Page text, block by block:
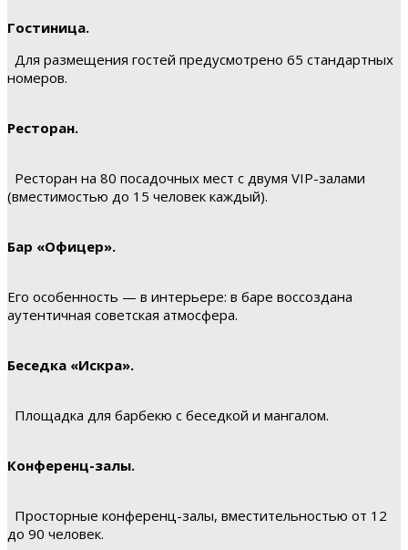
Гостиница.
Для размещения гостей предусмотрено 65 стандартных
номеров.
Ресторан.
Ресторан на 80 посадочных мест с двумя VIP-залами
(вместимостью до 15 человек каждый).
Бар «Офицер».
Его особенность — в интерьере: в баре воссоздана
аутентичная советская атмосфера.
Беседка «Искра».
Площадка для барбекю с беседкой и мангалом.
Конференц-залы.
Просторные конференц-залы, вместительностью от 12
до 90 человек.